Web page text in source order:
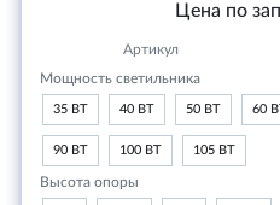
Цена по
Артикул
Мощность светильника
35 ВТ 40 ВТ 50 ВТ 60
90 ВТ 100 ВТ 105 ВТ
Высота опоры